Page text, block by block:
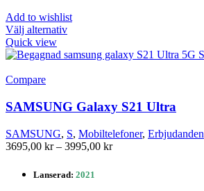
Add to wishlist
Välj alternativDen
produkten
De
olika
alternativen
kan
väljas
produktsidan
Quick view
Compare
SAMSUNG Galaxy S21 Ultra
SAMSUNG, S, Mobiltelefoner, Erbjudanden
3695,00 kr – 3995,00 krPrisintervall:
Lanserad: 2021